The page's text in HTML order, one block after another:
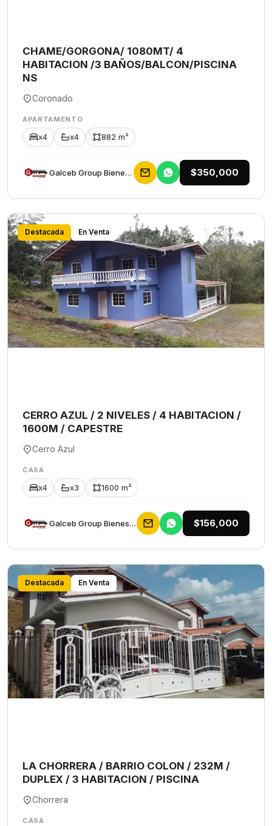
CHAME/GORGONA/ 1080MT/ 4
HABITACION /3 BAÑOS/BALCON/PISCINA
NS
Coronado
APARTAMENTO
x4 x4 882 m²
Galceb Group Bienes Raices $350,000
Destacada En Venta
CERRO AZUL / 2 NIVELES / 4 HABITACION /
1600M / CAPESTRE
Cerro Azul
CASA
x4 x3 1600 m²
Galceb Group Bienes Raices $156,000
Destacada En Venta
LA CHORRERA / BARRIO COLON / 232M /
DUPLEX / 3 HABITACION / PISCINA
Chorrera
CASA